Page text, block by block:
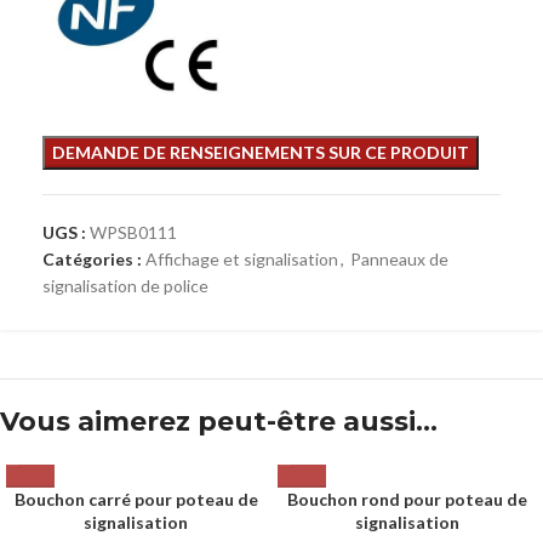
UGS : WPSB0111
Catégories : Affichage et signalisation, Panneaux de
signalisation de police
Vous aimerez peut-être aussi…
Bouchon carré pour poteau de
signalisation
Bouchon rond pour poteau de
signalisation